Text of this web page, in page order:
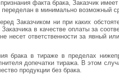
факта брака, Заказчик
переделан в минимально возможный
Заказчиком ни при каких
в качестве оплаты за
несет ответственности за явный
брака в тираже в пределах
допечатки тиража. В этом
продукции без брака.